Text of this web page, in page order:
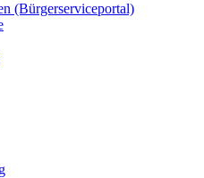
(Bürgerserviceportal)